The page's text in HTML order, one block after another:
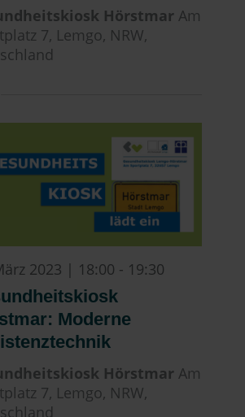
Hörstmar Am
7, Lemgo, NRW,
Moderne
2023 | 18:00 - 19:30
Hörstmar Am
7, Lemgo, NRW,